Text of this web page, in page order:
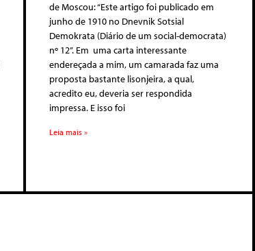
de Moscou: “Este artigo foi publicado em
junho de 1910 no Dnevnik Sotsial
Demokrata (Diário de um social-democrata)
nº 12”. Em uma carta interessante
endereçada a mim, um camarada faz uma
proposta bastante lisonjeira, a qual,
acredito eu, deveria ser respondida
impressa. E isso foi
Leia mais »